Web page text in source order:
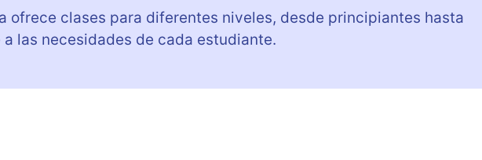
ofrece clases para diferentes niveles, desde principiantes hasta
las necesidades de cada estudiante.